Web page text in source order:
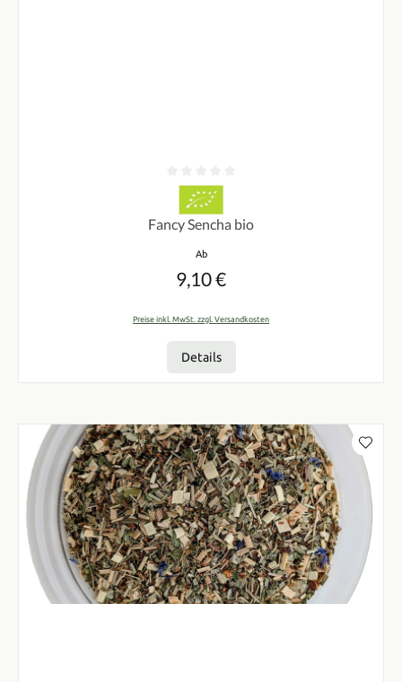
Durchschnittliche Bewertung von 0 von 5 Sternen
Fancy Sencha bio
Regulärer Preis:
Ab
9,10 €
Preise inkl. MwSt. zzgl. Versandkosten
Details